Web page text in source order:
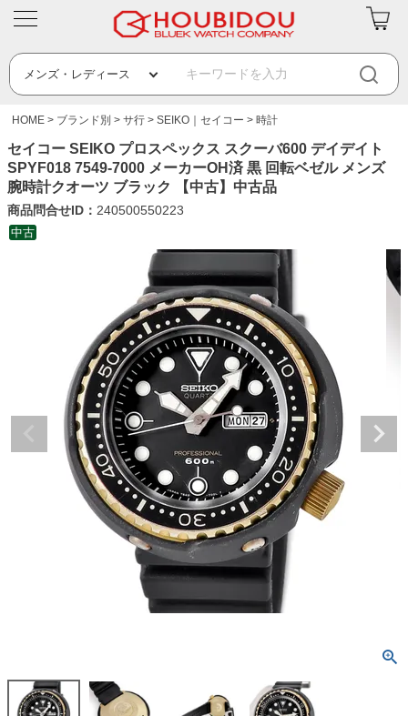
HOME ブランド別 サ行 SEIKO｜セイコー 時計
セイコー SEIKO プロスペックス スクーバ600 デイデイト
SPYF018 7549-7000 メーカーOH済 黒 回転ベゼル メンズ
腕時計クオーツ ブラック 【中古】中古品
商品問合せID： 240500550223
中古